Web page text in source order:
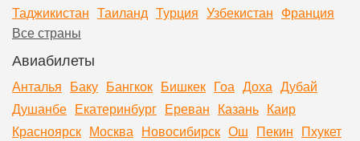
Таджикистан Таиланд Турция Узбекистан Франция
Все страны
Авиабилеты
Анталья Баку Бангкок Бишкек Гоа Доха Дубай
Душанбе Екатеринбург Ереван Казань Каир
Красноярск Москва Новосибирск Ош Пекин Пхукет